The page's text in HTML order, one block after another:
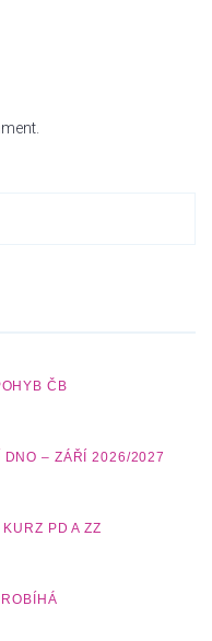
ČB
DNO – ZÁŘÍ 2026/2027
PD A ZZ